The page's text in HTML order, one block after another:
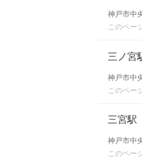
神戸市中
このペー
三ノ宮
神戸市中
このペー
三宮駅
神戸市中
このペー